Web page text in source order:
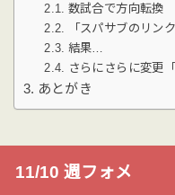
数試合で方向転換
「スパサブのリン
結果…
さらにさらに変更
あとがき
11/10 週フォメ